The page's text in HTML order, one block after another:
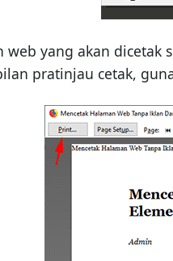
yang akan
pratinjau cetak,